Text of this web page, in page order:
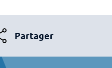
Partager